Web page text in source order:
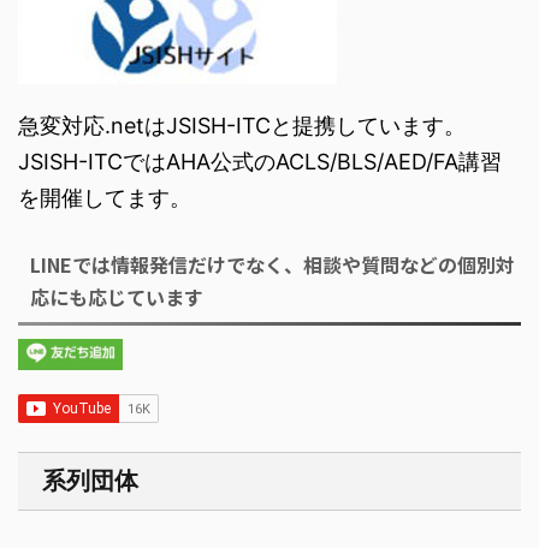
急変対応.netはJSISH-ITCと提携しています。
JSISH-ITCではAHA公式のACLS/BLS/AED/FA講習
を開催してます。
LINEでは情報発信だけでなく、相談や質問などの個別対
応にも応じています
系列団体